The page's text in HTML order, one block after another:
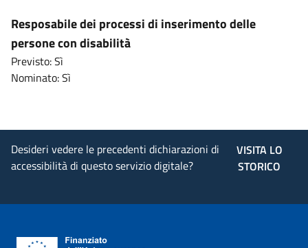
Resposabile dei processi di inserimento delle
persone con disabilità
Previsto: Sì
Nominato: Sì
Desideri vedere le precedenti dichiarazioni di
accessibilità di questo servizio digitale?
VISITA LO
STORICO